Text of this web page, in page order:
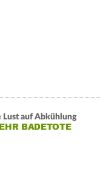
Lust auf Abkühlung
BADETOTE